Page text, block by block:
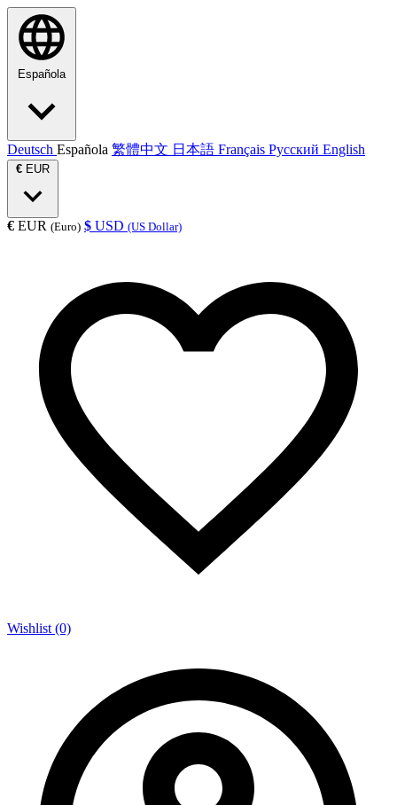
Española
Deutsch Española 繁體中文 日本語 Français Русский English
€ EUR
€ EUR (Euro) $ USD (US Dollar)
Wishlist (0)